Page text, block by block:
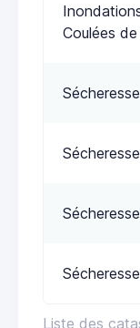
Liste des
Coulées
Sécheresse
Sécheresse
Sécheresse
Sécheresse